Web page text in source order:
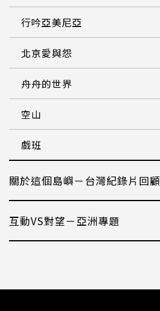
行吟亞美尼亞
北京愛與怨
舟舟的世界
空山
戲班
關於這個島嶼－台灣紀錄片回顧
互動VS對望－亞洲專題